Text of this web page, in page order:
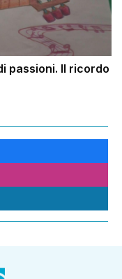
passioni. Il ricordo